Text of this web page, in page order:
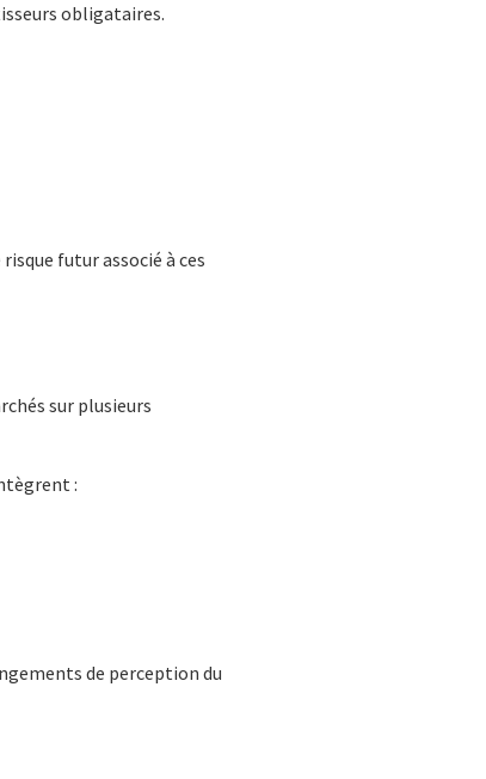
obligataires.
futur associé à ces
sur plusieurs
:
de perception du